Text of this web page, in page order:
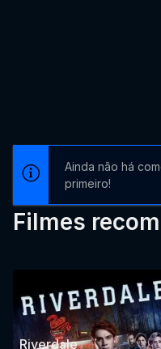
Ainda não há
primeiro!
Filmes
Riverdale